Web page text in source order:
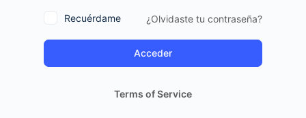
Recuérdame ¿Olvidaste tu contraseña?
Terms of Service